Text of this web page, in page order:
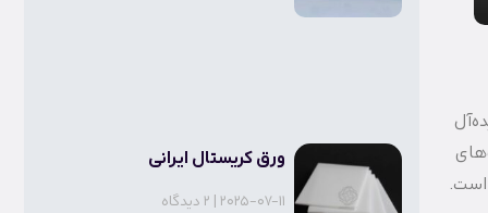
است.
ورق کریستال ایرانی
2025-07-11